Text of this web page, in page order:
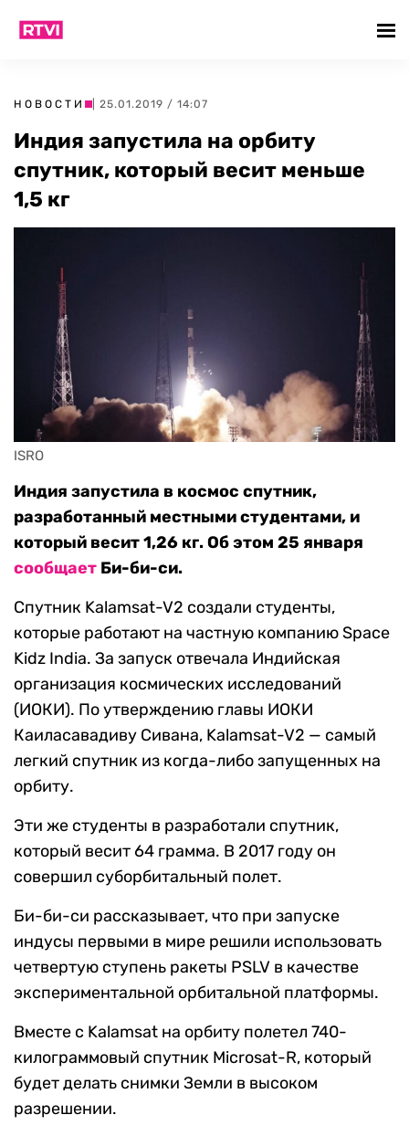
НОВОСТИ | 25.01.2019 / 14:07
Индия запустила на орбиту
спутник, который весит меньше
1,5 кг
ISRO
Индия запустила в космос спутник,
разработанный местными студентами, и
который весит 1,26 кг. Об этом 25 января
сообщает Би-би-си.
Спутник Kalamsat-V2 создали студенты,
которые работают на частную компанию Space
Kidz India. За запуск отвечала Индийская
организация космических исследований
(ИОКИ). По утверждению главы ИОКИ
Каиласавадиву Сивана, Kalamsat-V2 — самый
легкий спутник из когда-либо запущенных на
орбиту.
Эти же студенты в разработали спутник,
который весит 64 грамма. В 2017 году он
совершил суборбитальный полет.
Би-би-си рассказывает, что при запуске
индусы первыми в мире решили использовать
четвертую ступень ракеты PSLV в качестве
экспериментальной орбитальной платформы.
Вместе с Kalamsat на орбиту полетел 740-
килограммовый спутник Microsat-R, который
будет делать снимки Земли в высоком
разрешении.